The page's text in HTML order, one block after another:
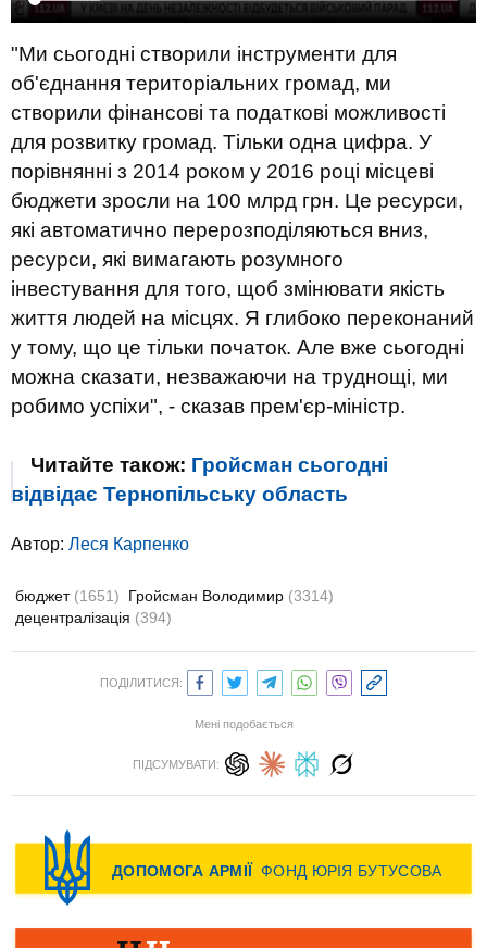
"Ми сьогодні створили інструменти для
об'єднання територіальних громад, ми
створили фінансові та податкові можливості
для розвитку громад. Тільки одна цифра. У
порівнянні з 2014 роком у 2016 році місцеві
бюджети зросли на 100 млрд грн. Це ресурси,
які автоматично перерозподіляються вниз,
ресурси, які вимагають розумного
інвестування для того, щоб змінювати якість
життя людей на місцях. Я глибоко переконаний
у тому, що це тільки початок. Але вже сьогодні
можна сказати, незважаючи на труднощі, ми
робимо успіхи", - сказав прем'єр-міністр.
Читайте також: Гройсман сьогодні
відвідає Тернопільську область
Автор: Леся Карпенко
бюджет (1651) Гройсман Володимир (3314)
децентралізація (394)
ПОДІЛИТИСЯ:
Мені подобається
ПІДСУМУВАТИ: